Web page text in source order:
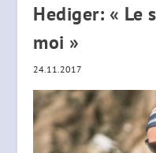
Hediger: « Le
moi »
24.11.2017